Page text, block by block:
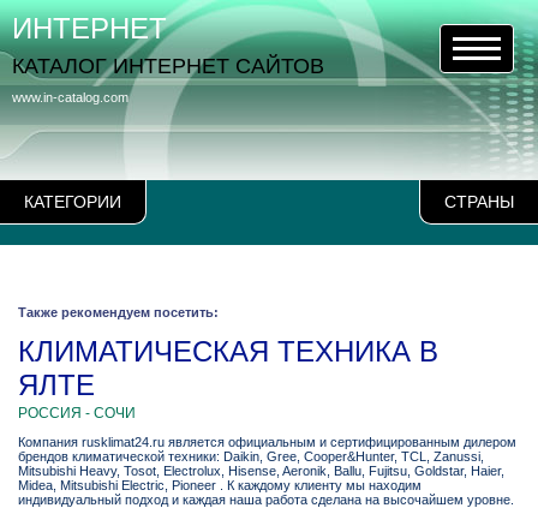
КАТЕГОРИИ СТРАНЫ
www.in-catalog.com
ИНТЕРНЕТ
КАТАЛОГ ИНТЕРНЕТ САЙТОВ
Также рекомендуем посетить:
КЛИМАТИЧЕСКАЯ ТЕХНИКА В
ЯЛТЕ
РОССИЯ - СОЧИ
Компания rusklimat24.ru является официальным и сертифицированным дилером
брендов климатической техники: Daikin, Gree, Cooper&Hunter, TCL, Zanussi,
Mitsubishi Heavy, Tosot, Electrolux, Hisense, Aeronik, Ballu, Fujitsu, Goldstar, Haier,
Midea, Mitsubishi Electric, Pioneer . К каждому клиенту мы находим
индивидуальный подход и каждая наша работа сделана на высочайшем уровне.